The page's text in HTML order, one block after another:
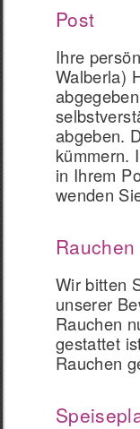
Post
Ihre
Walberla)
abgeben.
kümmern.
in Ihrem
wenden
Rauchen
Wir bitten
unserer
Rauchen
gestattet
Rauchen